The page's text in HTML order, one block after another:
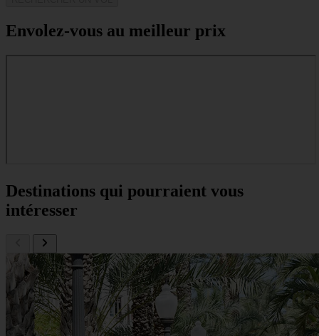
Envolez-vous au meilleur prix
Destinations qui pourraient vous
intéresser